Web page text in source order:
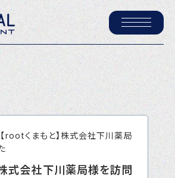
ル・マネジメントについて
要
報
【rootくまもと】株式会社下川薬局
株式会社下川薬局様を訪問